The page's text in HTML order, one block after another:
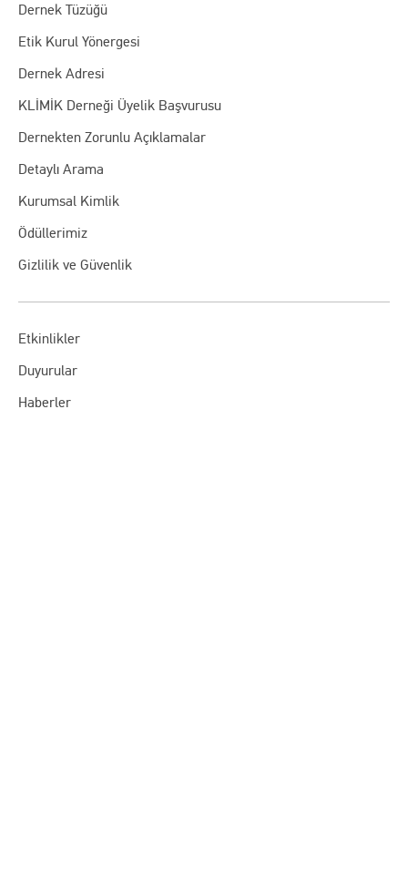
Dernek Tüzüğü
Etik Kurul Yönergesi
Dernek Adresi
KLİMİK Derneği Üyelik Başvurusu
Dernekten Zorunlu Açıklamalar
Detaylı Arama
Kurumsal Kimlik
Ödüllerimiz
Gizlilik ve Güvenlik
Etkinlikler
Duyurular
Haberler